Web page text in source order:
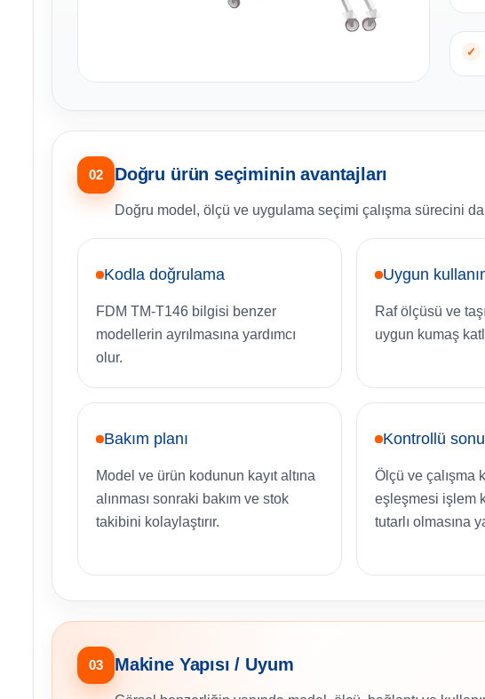
02 Doğru ürün seçiminin avantajları
Doğru model, ölçü ve uygulama seçimi çalışma sürecini
Kodla doğrulama
FDM TM-T146 bilgisi benzer
modellerin ayrılmasına yardımcı
olur.
Uygun
Raf ölçüsü ve
uygun kumaş
Bakım planı
Model ve ürün kodunun kayıt altına
alınması sonraki bakım ve stok
takibini kolaylaştırır.
Kontrollü
Ölçü ve çalışma
eşleşmesi işlem
tutarlı olmasına
03 Makine Yapısı / Uyum